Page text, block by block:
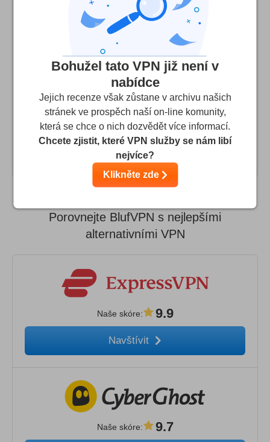
and unlike on this review, Netflix has actually worked for
me. So far only major complaint is server speed in some
regions. I have given direct feedback to BlufVPN
customer support about this, and they promised to look
into it. I do not have experience using the app on other
platforms than Android and PC. I asked about web
browser extension and got to their Beta tester group on
that. So far it seems to work really well, and as far as I
know, the browser extension is going live to all customers
Porovnejte BlufVPN s nejlepšími
alternativními VPN
Naše skóre: 9.9
Navštívit
Naše skóre: 9.7
Bohužel tato VPN již není v
nabídce
Jejich recenze však zůstane v archivu našich
stránek ve prospěch naší on-line komunity,
která se chce o nich dozvědět více informací.
Chcete zjistit, které VPN služby se nám libí
nejvíce?
Klikněte zde